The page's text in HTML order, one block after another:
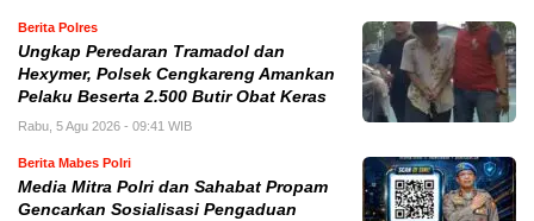
Berita Polres
Ungkap Peredaran Tramadol dan
Hexymer, Polsek Cengkareng Amankan
Pelaku Beserta 2.500 Butir Obat Keras
Rabu, 5 Agu 2026 - 09:41 WIB
Berita Mabes Polri
Media Mitra Polri dan Sahabat Propam
Gencarkan Sosialisasi Pengaduan